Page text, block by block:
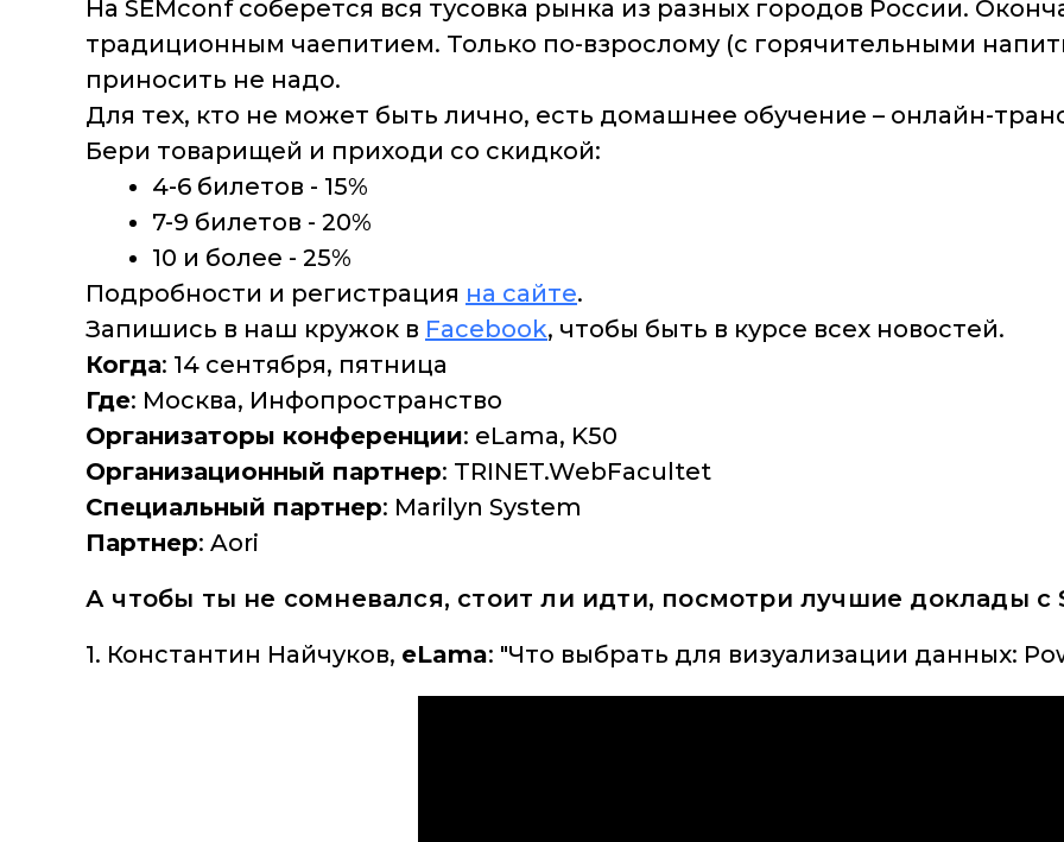
На SEMconf соберется вся тусовка рынка из разных городов России.
традиционным чаепитием. Только по-взрослому (с горячительными
приносить не надо.
Для тех, кто не может быть лично, есть домашнее обучение – онлайн-
Бери товарищей и приходи со скидкой:
4-6 билетов - 15%
7-9 билетов - 20%
10 и более - 25%
Подробности и регистрация на сайте.
Запишись в наш кружок в Facebook, чтобы быть в курсе всех новостей.
Когда: 14 сентября, пятница
Где: Москва, Инфопространство
Организаторы конференции: eLama, K50
Организационный партнер: TRINET.WebFacultet
Специальный партнер: Marilyn System
Партнер: Aori
А чтобы ты не сомневался, стоит ли идти, посмотри лучшие доклады с
1. Константин Найчуков, eLama: "Что выбрать для визуализации данных: